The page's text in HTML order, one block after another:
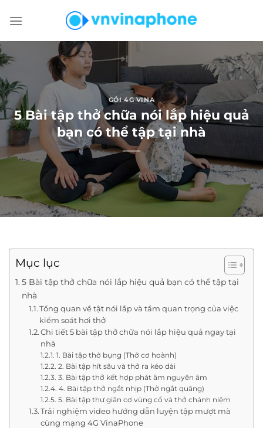
đến
dung
GÓI 4G VINA
5 Bài tập thở chữa nói lắp hiệu quả
bạn có thể tập tại nhà
Mục lục
5 Bài tập thở chữa nói lắp hiệu quả bạn có thể tập tại
nhà
Tổng quan về tật nói lắp và tầm quan trọng của việc
kiểm soát hơi thở
Chi tiết 5 bài tập thở chữa nói lắp hiệu quả ngay tại
nhà
1. Bài tập thở bụng (Thở cơ hoành)
2. Bài tập hít sâu và thở ra kéo dài
3. Bài tập thở kết hợp phát âm nguyên âm
4. Bài tập thở ngắt nhịp (Thở ngắt quãng)
5. Bài tập thư giãn cơ vùng cổ và thở chánh niệm
Trải nghiệm video hướng dẫn luyện tập mượt mà
cùng mạng 4G VinaPhone